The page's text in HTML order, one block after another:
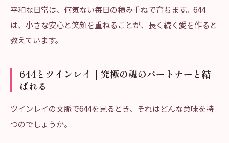
平和な日常は、何気ない毎日の積み重ねで育ちます。644
は、小さな安心と笑顔を重ねることが、長く続く愛を作ると
教えています。
644とツインレイ｜究極の魂のパートナーと結
ばれる
ツインレイの文脈で644を見るとき、それはどんな意味を持
つのでしょうか。